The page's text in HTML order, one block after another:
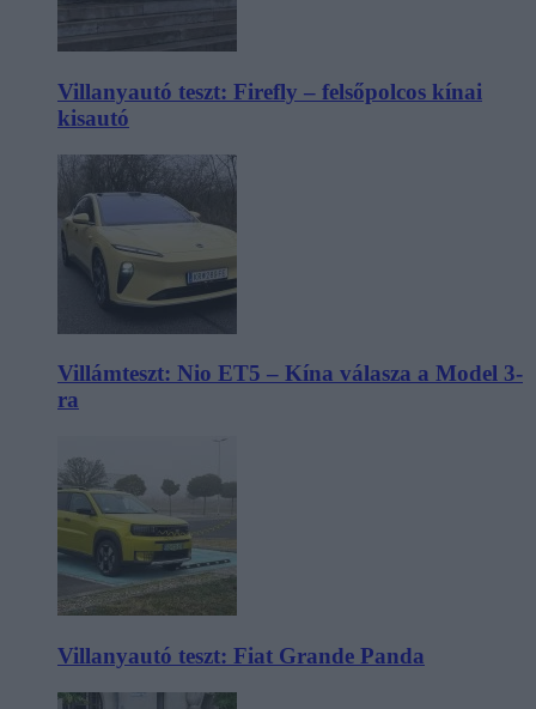
Villanyautó teszt: Firefly – felsőpolcos kínai
kisautó
Villámteszt: Nio ET5 – Kína válasza a Model 3-
ra
Villanyautó teszt: Fiat Grande Panda